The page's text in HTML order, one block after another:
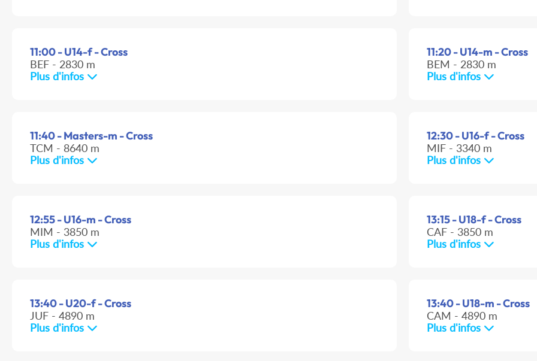
11:00 - U14-f - Cross
BEF - 2830 m
Plus d'infos
11:20 - U14-m - Cross
BEM - 2830 m
Plus d'infos
11:40 - Masters-m - Cross
TCM - 8640 m
Plus d'infos
12:30 - U16-f - Cross
MIF - 3340 m
Plus d'infos
12:55 - U16-m - Cross
MIM - 3850 m
Plus d'infos
13:15 - U18-f - Cross
CAF - 3850 m
Plus d'infos
13:40 - U20-f - Cross
JUF - 4890 m
Plus d'infos
13:40 - U18-m - Cross
CAM - 4890 m
Plus d'infos